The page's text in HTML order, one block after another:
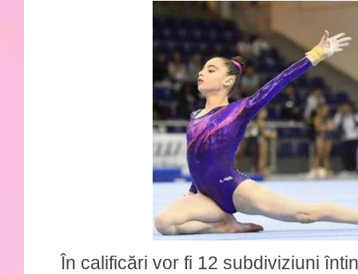
În calificări vor fi 12 subdiviziuni